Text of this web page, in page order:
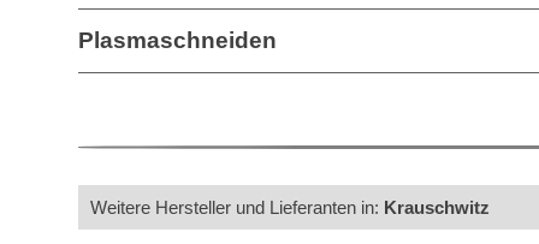
Plasmaschneiden
Weitere Hersteller und Lieferanten in: Krauschwitz